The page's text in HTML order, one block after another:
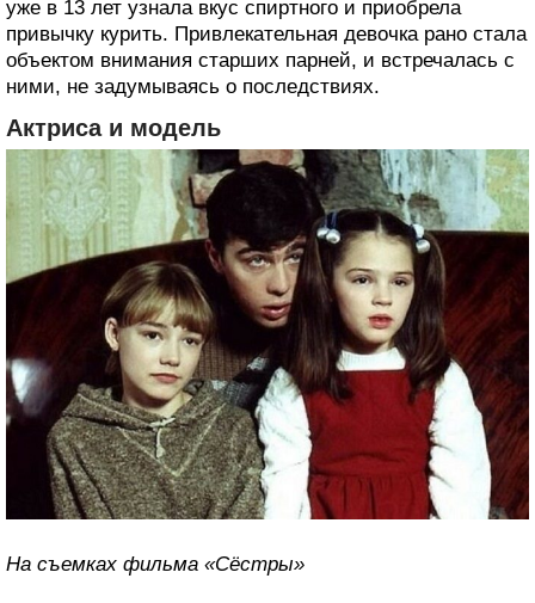
уже в 13 лет узнала вкус спиртного и приобрела
привычку курить. Привлекательная девочка рано стала
объектом внимания старших парней, и встречалась с
ними, не задумываясь о последствиях.
Актриса и модель
На съемках фильма «Сёстры»